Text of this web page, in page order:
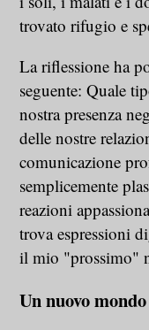
trovato rifugio e
La riflessione ha
seguente: Quale
nostra presenza
delle nostre
comunicazione
semplicemente
reazioni
trova espressioni
il mio "prossimo"
Un nuovo mondo